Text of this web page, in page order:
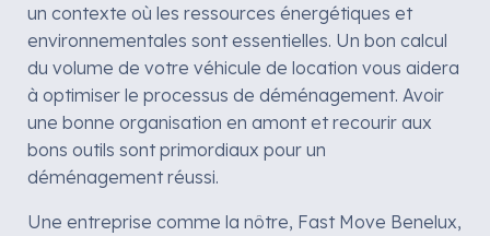
un contexte où les ressources énergétiques et
environnementales sont essentielles. Un bon calcul
du volume de votre véhicule de location vous aidera
à optimiser le processus de déménagement. Avoir
une bonne organisation en amont et recourir aux
bons outils sont primordiaux pour un
déménagement réussi.
Une entreprise comme la nôtre, Fast Move Benelux,